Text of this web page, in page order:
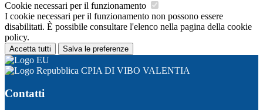
Cookie necessari per il funzionamento
I cookie necessari per il funzionamento non possono essere
disabilitati. È possibile consultare l'elenco nella pagina della cookie
policy.
Accetta tutti Salva le preferenze
CPIA DI VIBO VALENTIA
Contatti